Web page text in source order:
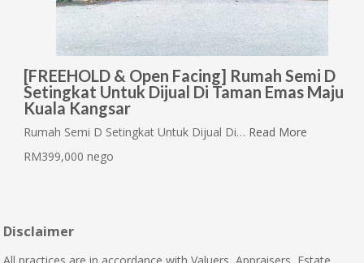
[FREEHOLD & Open Facing] Rumah Semi D
Setingkat Untuk Dijual Di Taman Emas Maju
Kuala Kangsar
Rumah Semi D Setingkat Untuk Dijual Di… Read More
RM399,000 nego
Disclaimer